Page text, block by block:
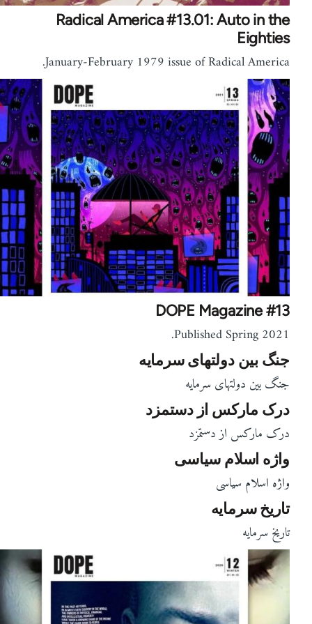
Radical America #13.01: Auto in the
Eighties
January-February 1979 issue of Radical America.
DOPE Magazine #13
Published Spring 2021.
جنگ بین دولتهای سرمایه
جنگ بین دولتهای سرمایه
درک مارکس از دستمزد
درک مارکس از دستمزد
واژه اسلام سیاسی
واژه اسلام سیاسی
تاریخ سرمایه
تاریخ سرمایه